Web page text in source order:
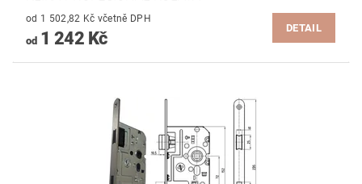
od 1 502,82 Kč včetně DPH
od1 242 Kč
DETAIL